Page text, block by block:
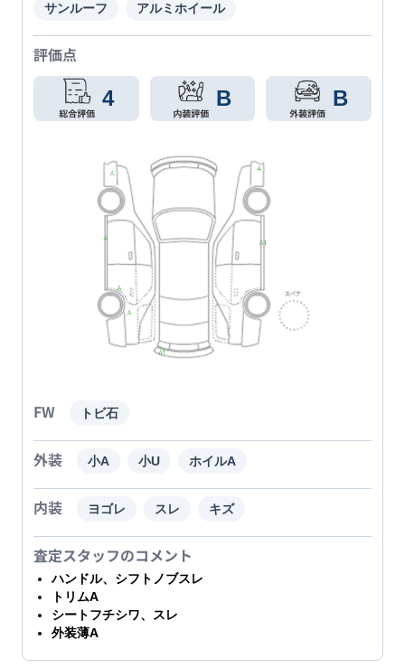
サンルーフ アルミホイール
評価点
4 B B
FW トビ石
外装 小A 小U ホイルA
内装 ヨゴレ スレ キズ
査定スタッフのコメント
ハンドル、シフトノブスレ
トリムA
シートフチシワ、スレ
外装薄A